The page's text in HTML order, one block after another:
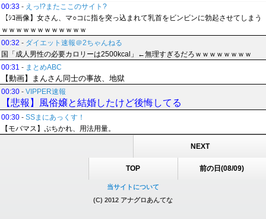
00:33 - えっ!?またここのサイト?
【ｼｺ画像】女さん、マ○コに指を突っ込まれて乳首をビンビンに勃起させてしまう
ｗｗｗｗｗｗｗｗｗｗｗｗ
00:32 - ダイエット速報＠2ちゃんねる
国「成人男性の必要カロリーは2500kcal」←無理すぎるだろｗｗｗｗｗｗｗｗ
00:31 - まとめABC
【動画】まんさん同士の事故、地獄
00:30 - VIPPER速報
【悲報】風俗嬢と結婚したけど後悔してる
00:30 - SSまにあっくす！
【モバマス】ぷちかれ、用法用量。
NEXT
TOP 前の日(08/09)
当サイトについて
(C) 2012 アナグロあんてな